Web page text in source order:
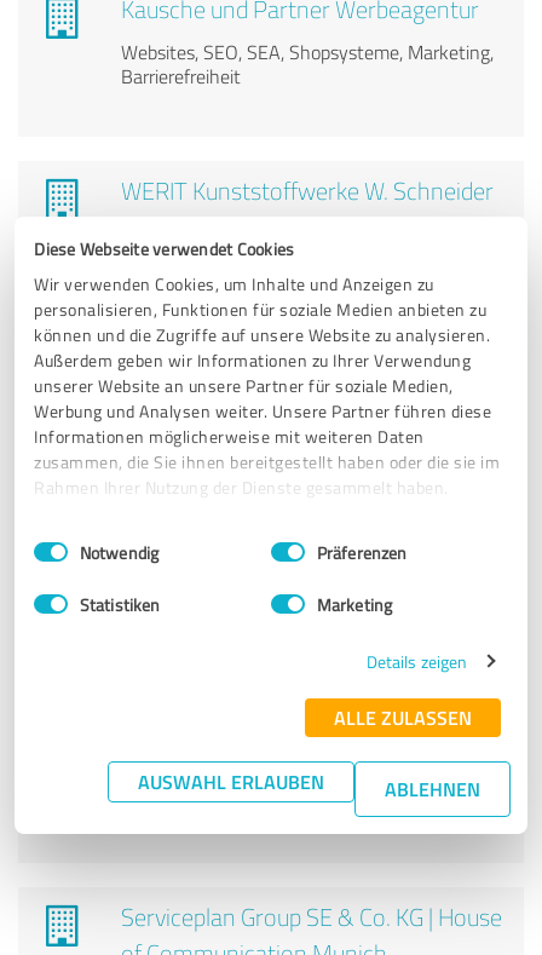
Diese Webseite verwendet Cookies
Wir verwenden Cookies, um Inhalte und Anzeigen zu
personalisieren, Funktionen für soziale Medien anbieten zu
können und die Zugriffe auf unsere Website zu analysieren.
Außerdem geben wir Informationen zu Ihrer Verwendung
unserer Website an unsere Partner für soziale Medien,
Werbung und Analysen weiter. Unsere Partner führen diese
Informationen möglicherweise mit weiteren Daten
zusammen, die Sie ihnen bereitgestellt haben oder die sie im
Rahmen Ihrer Nutzung der Dienste gesammelt haben.
Impressum Datenschutzbestimmungen
Einwilligungsauswahl
Notwendig Präferenzen
Statistiken Marketing
Details zeigen
ALLE ZULASSEN
AUSWAHL ERLAUBEN ABLEHNEN
Kausche und Partner Werbeagentur
Websites, SEO, SEA, Shopsysteme, Marketing,
Barrierefreiheit
WERIT Kunststoffwerke W. Schneider
BNI Rosenheim-Traunstein
Qualifizierte Empfehlungen, mehr Aufträge,
neue Kontakte
Cube BNI (Stuttgart)
Vertrieb mit Spaß, Türöffner zu anderen, bessere
Empfehlungen, super Mulitplikatoren
Lotta Katharina Laabs
Business-Mentoring, Transformation,
Sichtbarkeit, Personal Branding, Fotografie
Serviceplan Group SE & Co. KG | House